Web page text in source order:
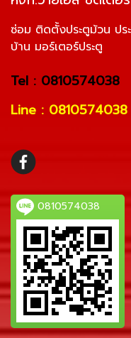
ซ่อม ติดตั้งประตูม้วน ปร
บ้าน มอร์เตอร์ประตู
Tel : 0810574038
Line : 0810574038
0810574038